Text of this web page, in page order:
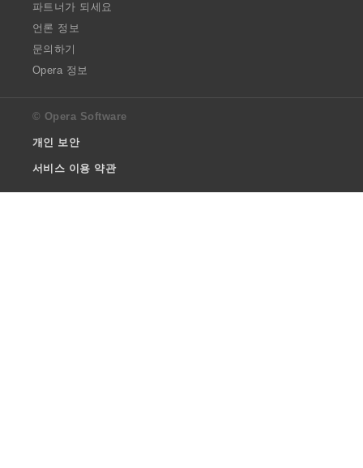
파트너가 되세요
언론 정보
문의하기
Opera 정보
© Opera Software
개인 보안
서비스 이용 약관